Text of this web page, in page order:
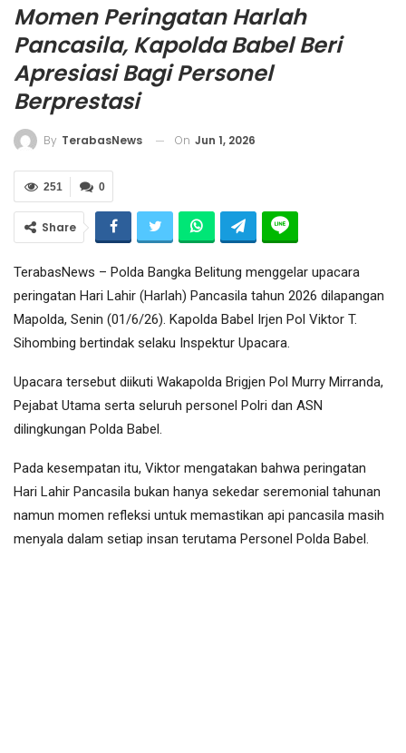
Momen Peringatan Harlah
Pancasila, Kapolda Babel Beri
Apresiasi Bagi Personel
Berprestasi
By TerabasNews On Jun 1, 2026
0
251
Share
TerabasNews – Polda Bangka Belitung menggelar upacara
peringatan Hari Lahir (Harlah) Pancasila tahun 2026 dilapangan
Mapolda, Senin (01/6/26). Kapolda Babel Irjen Pol Viktor T.
Sihombing bertindak selaku Inspektur Upacara.
Upacara tersebut diikuti Wakapolda Brigjen Pol Murry Mirranda,
Pejabat Utama serta seluruh personel Polri dan ASN
dilingkungan Polda Babel.
Pada kesempatan itu, Viktor mengatakan bahwa peringatan
Hari Lahir Pancasila bukan hanya sekedar seremonial tahunan
namun momen refleksi untuk memastikan api pancasila masih
menyala dalam setiap insan terutama Personel Polda Babel.